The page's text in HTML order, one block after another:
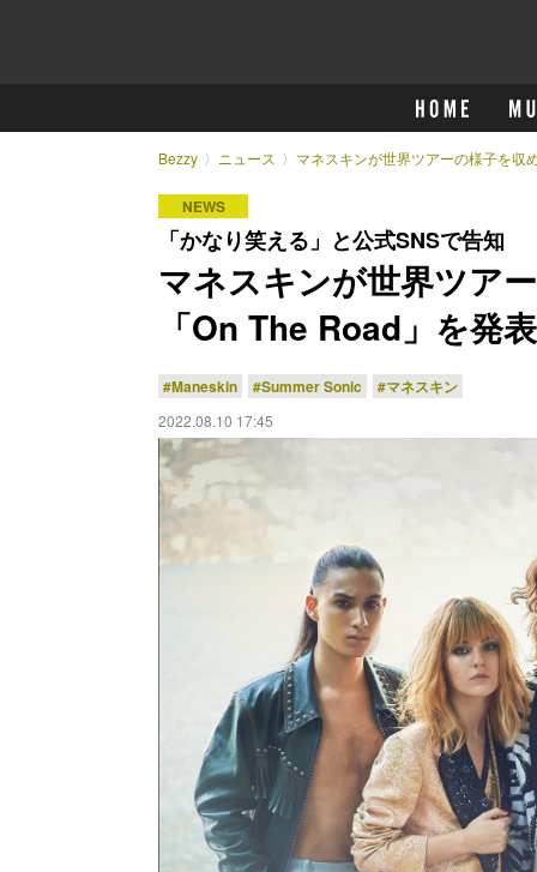
Bezzy ニュース マネスキンが世界ツアーの様子を収
NEWS
「かなり笑える」と公式SNSで告知
マネスキンが世界ツア
「On The Road」を発表
#Maneskin #Summer Sonic #マネスキン
2022.08.10 17:45